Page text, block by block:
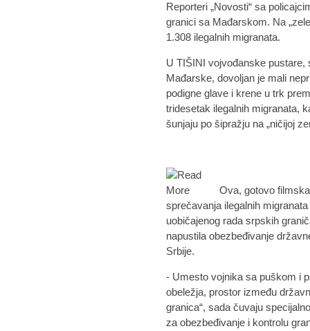
Reporteri „Novosti“ sa
granici sa Mađarskom. Na
1.308 ilegalnih migranata.
U TIŠINI vojvođanske
Mađarske, dovoljan je mali
podigne glave i krene u trk
tridesetak ilegalnih migranata,
šunjaju po šipražju na „ničijoj
Ova, gotovo
sprečavanja ilegalnih
uobičajenog rada srpskih
napustila obezbeđivanje
Srbije.
- Umesto vojnika sa puškom i
obeležja, prostor između
granica“, sada čuvaju
za obezbeđivanje i kontrolu